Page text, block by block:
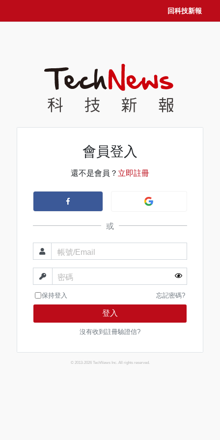
回科技新報
會員登入
還不是會員？ 立即註冊
或
帳號/Email
密碼
保持登入 忘記密碼?
登入
沒有收到註冊驗證信?
© 2013-2026 TechNews Inc. All rights reserved.